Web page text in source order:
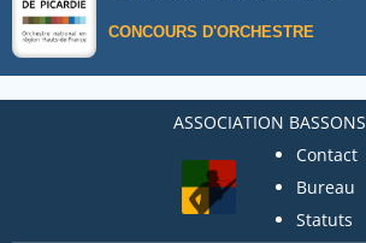
CONCOURS D'ORCHESTRE
ASSOCIATION BASSONS
Contact
Bureau
Statuts